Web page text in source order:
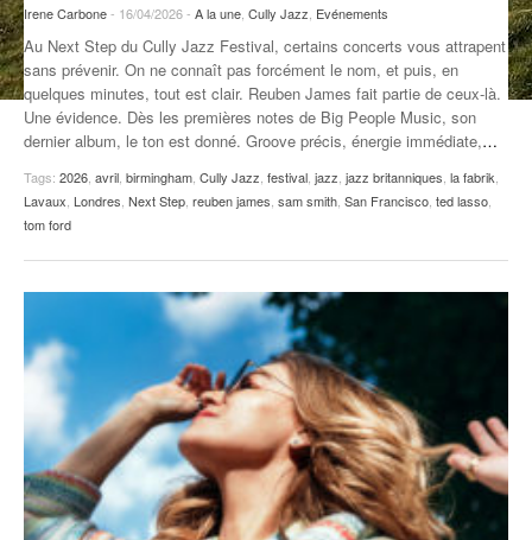
ANCIENNES ÉMISSIONS
Irene Carbone- 16/04/2026 - A la une Cully Jazz Evénements
Au Next Step du Cully Jazz Festival, certains concerts vous attrapent
sans prévenir. On ne connaît pas forcément le nom, et puis, en
quelques minutes, tout est clair. Reuben James fait partie de ceux-là.
Une évidence. Dès les premières notes de Big People Music, son
dernier album, le ton est donné. Groove précis, énergie immédiate,…
Tags: 2026 avril birmingham Cully Jazz festival jazz jazz britanniques la fabrik
Lavaux Londres Next Step reuben james sam smith San Francisco ted lasso
tom ford